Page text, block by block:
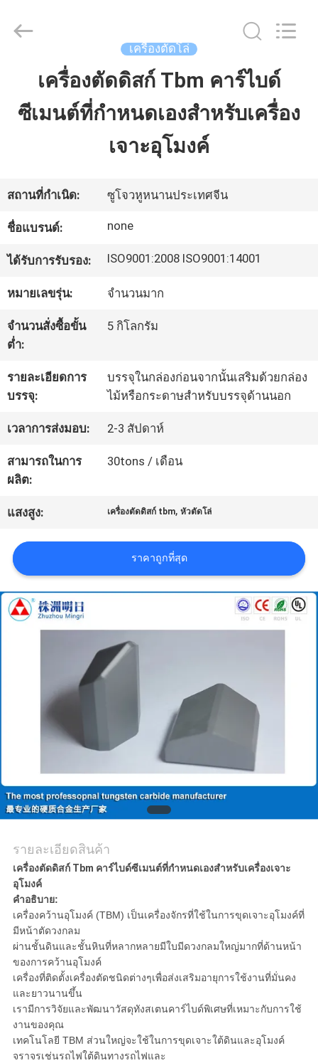
เกี่ยว
กับ
เรา
โรงงาน
ควบคุม
คุณภาพ
ติดต่อ
เรา
ข่าว
ขอ
แผนผัง
เว็บไซต์
PRIVACY
POLICY
Carbide
เครื่องตัดโล่
เครื่องตัดดิสก์ Tbm คาร์ไบด์
ซีเมนต์ที่กำหนดเองสำหรับเครื่อง
เจาะอุโมงค์
สถานที่กำเนิด: ซูโจวหูหนานประเทศจีน
ชื่อแบรนด์: none
ได้รับการรับรอง: ISO9001:2008 ISO9001:14001
หมายเลขรุ่น: จำนวนมาก
จำนวนสั่งซื้อขั้น
ต่ำ:
5 กิโลกรัม
รายละเอียดการ
บรรจุ:
บรรจุในกล่องก่อนจากนั้นเสริมด้วยกล่อง
ไม้หรือกระดาษสำหรับบรรจุด้านนอก
เวลาการส่งมอบ: 2-3 สัปดาห์
สามารถในการ
ผลิต:
30tons / เดือน
แสงสูง: เครื่องตัดดิสก์ tbm,หัวตัดโล่
ราคาถูกที่สุด
รายละเอียดสินค้า
เครื่องตัดดิสก์ Tbm คาร์ไบด์ซีเมนต์ที่กำหนดเองสำหรับเครื่องเจาะ
อุโมงค์
คำอธิบาย:
เครื่องคว้านอุโมงค์ (TBM) เป็นเครื่องจักรที่ใช้ในการขุดเจาะอุโมงค์ที่
มีหน้าตัดวงกลม
ผ่านชั้นดินและชั้นหินที่หลากหลายมีใบมีดวงกลมใหญ่มากที่ด้านหน้า
ของการคว้านอุโมงค์
เครื่องที่ติดตั้งเครื่องตัดชนิดต่างๆเพื่อส่งเสริมอายุการใช้งานที่มั่นคง
และยาวนานขึ้น
เรามีการวิจัยและพัฒนาวัสดุทังสเตนคาร์ไบด์พิเศษที่เหมาะกับการใช้
งานของคุณ
เทคโนโลยี TBM ส่วนใหญ่จะใช้ในการขุดเจาะใต้ดินและอุโมงค์
จราจรเช่นรถไฟใต้ดินทางรถไฟและ